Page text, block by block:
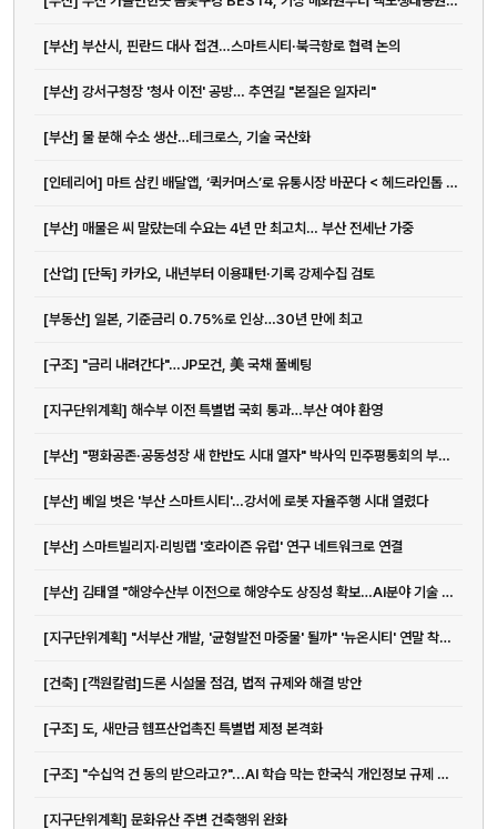
[부산] 부산시, 핀란드 대사 접견…스마트시티·북극항로 협력 논의
[부산] 강서구청장 '청사 이전' 공방… 추연길 "본질은 일자리"
[부산] 물 분해 수소 생산…테크로스, 기술 국산화
[인테리어] 마트 삼킨 배달앱, ‘퀵커머스’로 유통시장 바꾼다 < 헤드라인톱 <...
[부산] 매물은 씨 말랐는데 수요는 4년 만 최고치… 부산 전세난 가중
[산업] [단독] 카카오, 내년부터 이용패턴·기록 강제수집 검토
[부동산] 일본, 기준금리 0.75%로 인상…30년 만에 최고
[구조] "금리 내려간다"…JP모건, 美 국채 풀베팅
[지구단위계획] 해수부 이전 특별법 국회 통과…부산 여야 환영
[부산] "평화공존·공동성장 새 한반도 시대 열자" 박사익 민주평통회의 부산 ...
[부산] 베일 벗은 '부산 스마트시티'…강서에 로봇 자율주행 시대 열렸다
[부산] 스마트빌리지·리빙랩 '호라이즌 유럽' 연구 네트워크로 연결
[부산] 김태열 "해양수산부 이전으로 해양수도 상징성 확보…AI분야 기술 발굴...
[지구단위계획] "서부산 개발, '균형발전 마중물' 될까" '뉴온시티' 연말 착공 예정
[건축] [객원칼럼]드론 시설물 점검, 법적 규제와 해결 방안
[구조] 도, 새만금 헴프산업촉진 특별법 제정 본격화
[구조] "수십억 건 동의 받으라고?"...AI 학습 막는 한국식 개인정보 규제 도마...
[지구단위계획] 문화유산 주변 건축행위 완화